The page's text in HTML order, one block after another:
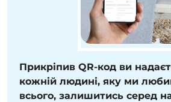
Прикріпив QR-код ви
кожній людині, яку ми
всього, залишитись серед